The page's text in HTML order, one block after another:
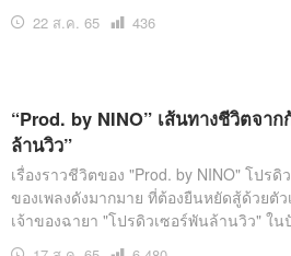
22 ส.ค. 65
เปิด
436
“Prod. by NINO” เส้นทางชีวิตจา
ล้านวิว”
เรื่องราวชีวิตของ "Prod. by NINO" โปรดิ
ของเพลงดังมากมาย ที่ต้องยืนหยัดสู้ด้วยตั
เจ้าของฉายา "โปรดิวเซอร์พันล้านวิว" ใน